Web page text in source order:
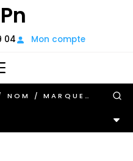
04 Mon compte